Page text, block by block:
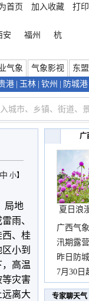
首页 加入收藏 打印
安 福州
杭
气象 气象影视 东
港 玉林 钦州 防城港
中 小】
局地
雨、
西、桂
小到
高温
灾害
离大
广
夏日浪
广西气
汛期露
暴雨
昨日防
秀山
7月30日
专家聊天气